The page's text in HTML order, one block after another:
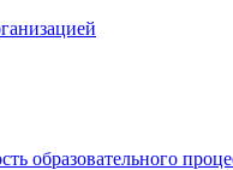
образовательного